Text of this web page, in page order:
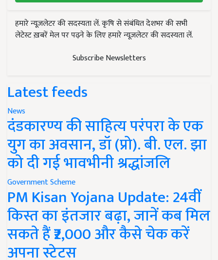
हमारे न्यूज़लेटर की सदस्यता लें. कृषि से संबंधित देशभर की सभी
लेटेस्ट ख़बरें मेल पर पढ़ने के लिए हमारे न्यूज़लेटर की सदस्यता लें.
Subscribe Newsletters
Latest feeds
News
दंडकारण्य की साहित्य परंपरा के एक
युग का अवसान, डॉ (प्रो). बी. एल. झा
को दी गई भावभीनी श्रद्धांजलि
Government Scheme
PM Kisan Yojana Update: 24वीं
किस्त का इंतजार बढ़ा, जानें कब मिल
सकते हैं ₹2,000 और कैसे चेक करें
अपना स्टेटस